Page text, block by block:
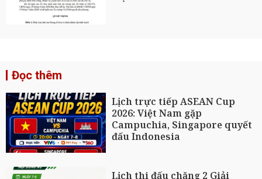
Đọc thêm
Lịch trực tiếp ASEAN Cup
2026: Việt Nam gặp
Campuchia, Singapore quyết
đấu Indonesia
Lịch thi đấu chặng 2 Giải